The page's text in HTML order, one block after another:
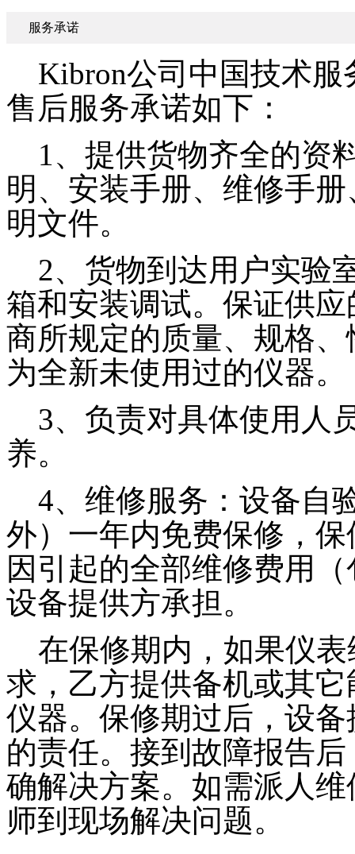
服务承诺
Kibron公司中国技术服
售后服务承诺如下：
1、提供货物齐全的资
明、安装手册、维修手
明文件。
2、货物到达用户实验
箱和安装调试。保证供
商所规定的质量、规格
为全新未使用过的仪器。
3、负责对具体使用人
养。
4、维修服务：设备自
外）一年内免费保修，
因引起的全部维修费用
设备提供方承担。
在保修期内，如果仪表
求，乙方提供备机或其
仪器。保修期过后，设
的责任。接到故障报告
确解决方案。如需派人
师到现场解决问题。